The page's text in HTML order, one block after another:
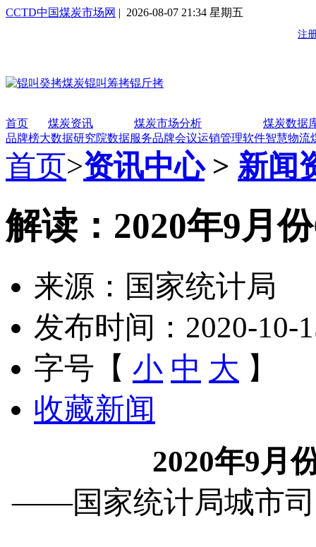
CCTD中国煤炭市场网 | 2026-08-07 21:34 星期五
首页 煤炭资讯 煤炭市场分析
煤炭数据
品牌榜大数据研究院数据服务品牌会议运销管理软件智慧物流
首页>资讯中心> 新闻
解读：2020年9月
来源：国家统计局
发布时间：2020-10-
字号【 小 中 大 】
收藏新闻
2020年9月
——国家统计局城市司